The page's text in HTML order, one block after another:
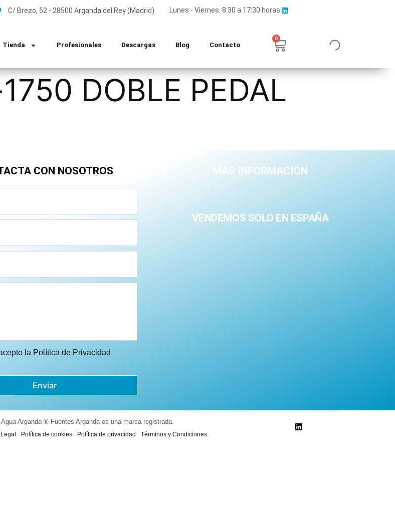
C/ Brezo, 52 - 28500 Arganda del Rey (Madrid) Lunes - Viernes: 8:30 a 17:30 horas
Tienda Profesionales Descargas Blog Contacto
0
DOBLE PEDAL
CON NOSOTROS
la Política de Privacidad
Enviar
MÁS INFORMACIÓN
VENDEMOS SOLO EN ESPAÑA
Arganda ® Fuentes Arganda es una marca registrada.
Política de cookies Política de privacidad Términos y Condiciones